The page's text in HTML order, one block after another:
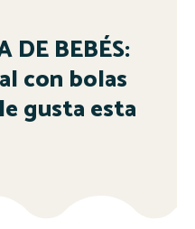
BEBÉS:
con bolas
gusta esta